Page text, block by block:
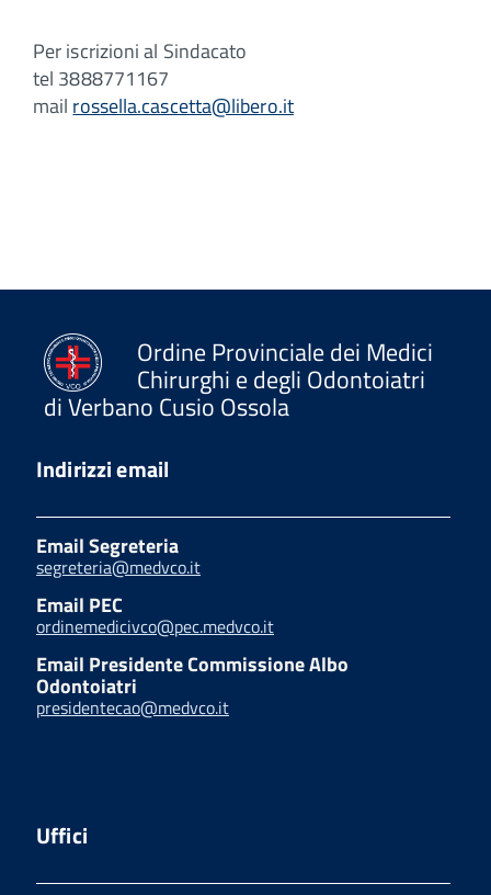
Per iscrizioni al Sindacato
tel 3888771167
mail rossella.cascetta@libero.it
Ordine Provinciale dei Medici
Chirurghi e degli Odontoiatri
di Verbano Cusio Ossola
Indirizzi email
Email Segreteria
segreteria@medvco.it
Email PEC
ordinemedicivco@pec.medvco.it
Email Presidente Commissione Albo
Odontoiatri
presidentecao@medvco.it
Uffici